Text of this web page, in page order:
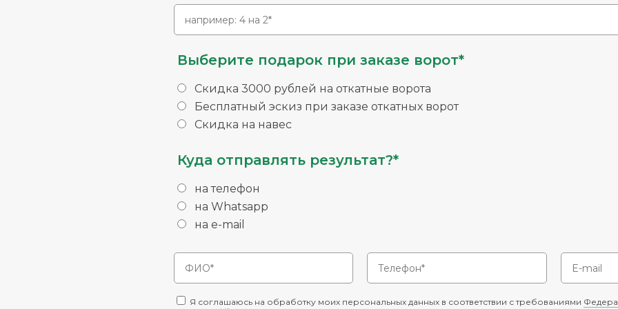
Выберите подарок при заказе ворот*
Скидка 3000 рублей на откатные ворота
Бесплатный эскиз при заказе откатных ворот
Скидка на навес
Куда отправлять результат?*
на телефон
на Whatsapp
на e-mail
Я соглашаюсь на обработку моих персональных данных в соответствии с требованиями